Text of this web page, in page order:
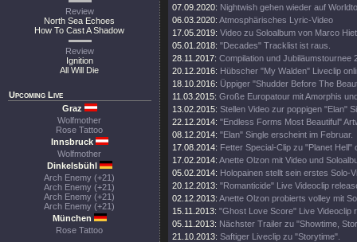
Review
North Sea Echoes
How To Cast A Shadow
Review
Ignition
All Will Die
Upcoming Live
Graz
Wolfmother
Rose Tattoo
Innsbruck
Wolfmother
Dinkelsbühl
Arch Enemy (+21)
Arch Enemy (+21)
Arch Enemy (+21)
Arch Enemy (+21)
München
Rose Tattoo
07.09.2020: Nightwish gehen wieder auf
06.03.2020: Atmosphärisches Lyric-Video
17.05.2019: Video zu Soloalbum von Marco
05.01.2018: "Decades" Tracklist ist raus.
28.11.2017: Compilation und Jubiläumstournee
20.12.2016: Hübscher "My Walden" Liveclip
18.10.2016: Üppiger "Shudder Before The
11.03.2015: Große Europatour mit Amorphis
13.02.2015: Stellen Video zur poppigen "Elan"
22.12.2014: "Endless Forms Most Beautiful"
08.12.2014: "Elan" Single erscheint im Februar.
17.08.2014: Fetter Special-Clip zu "Planet Hell"
17.02.2014: Anette Olzon mit Video und
05.02.2014: Holopainen stellt sein erstes Solo-
20.12.2013: "Romanticide" Live Videoclip
02.12.2013: Anette Olzon probierts volley mit
15.11.2013: "Ghost Love Score" Live Videoclip
05.11.2013: Nächster Trailer zu "Showtime,
21.10.2013: Saftiger Liveclip zu "Storytime".